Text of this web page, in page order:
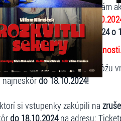
organizátora podujatia, vám
sa malo konať dňa
v novom termíne: 11.12.2024
vstupenky zostávajú v
zmena nevyhovuje, môžu
najneskôrdo 18.10.2024!
si vstupenky zakúpili na
do 18.10.2024na adresu: